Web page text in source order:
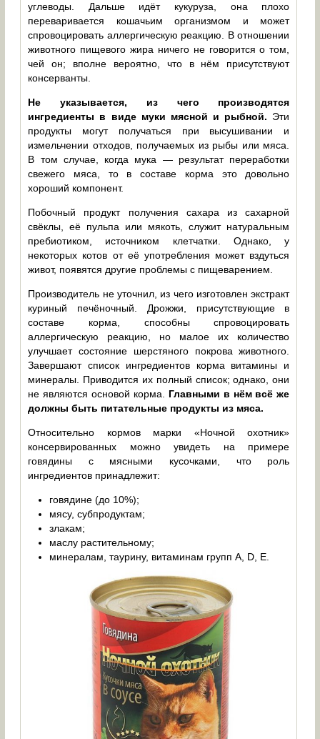
углеводы. Дальше идёт кукуруза, она плохо
переваривается кошачьим организмом и может
спровоцировать аллергическую реакцию. В отношении
животного пищевого жира ничего не говорится о том,
чей он; вполне вероятно, что в нём присутствуют
консерванты.
Не указывается, из чего производятся
ингредиенты в виде муки мясной и рыбной. Эти
продукты могут получаться при высушивании и
измельчении отходов, получаемых из рыбы или мяса.
В том случае, когда мука — результат переработки
свежего мяса, то в составе корма это довольно
хороший компонент.
Побочный продукт получения сахара из сахарной
свёклы, её пульпа или мякоть, служит натуральным
пребиотиком, источником клетчатки. Однако, у
некоторых котов от её употребления может вздуться
живот, появятся другие проблемы с пищеварением.
Производитель не уточнил, из чего изготовлен экстракт
куриный печёночный. Дрожжи, присутствующие в
составе корма, способны спровоцировать
аллергическую реакцию, но малое их количество
улучшает состояние шерстяного покрова животного.
Завершают список ингредиентов корма витамины и
минералы. Приводится их полный список; однако, они
не являются основой корма. Главными в нём всё же
должны быть питательные продукты из мяса.
Относительно кормов марки «Ночной охотник»
консервированных можно увидеть на примере
говядины с мясными кусочками, что роль
ингредиентов принадлежит:
говядине (до 10%);
мясу, субпродуктам;
злакам;
маслу растительному;
минералам, таурину, витаминам групп A, D, E.